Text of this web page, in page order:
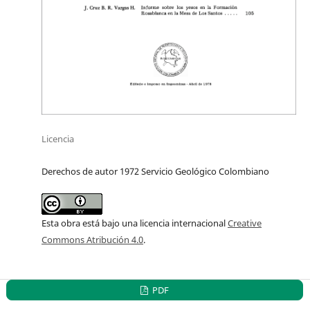
Licencia
Derechos de autor 1972 Servicio Geológico Colombiano
Esta obra está bajo una licencia internacionalCreative
Commons Atribución 4.0.
PDF